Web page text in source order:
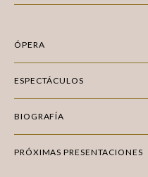
ÓPERA
ESPECTÁCULOS
BIOGRAFÍA
PRÓXIMAS PRESENTACIONES